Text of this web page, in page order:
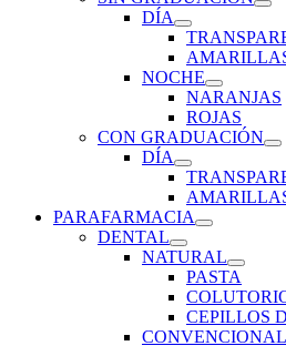
DÍA
NOCHE
NARANJAS
ROJAS
CON GRADUACIÓN
DÍA
PARAFARMACIA
DENTAL
NATURAL
PASTA
CEPILLOS
CONVENCIONAL